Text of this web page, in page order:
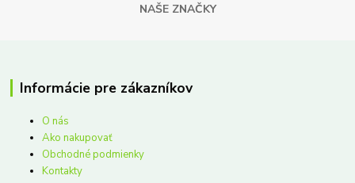
NAŠE ZNAČKY
Informácie pre zákazníkov
O nás
Ako nakupovať
Obchodné podmienky
Kontakty